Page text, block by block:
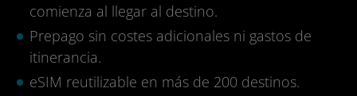
comienza al llegar al destino.
Prepago sin costes adicionales ni gastos de
itinerancia.
eSIM reutilizable en más de 200 destinos.